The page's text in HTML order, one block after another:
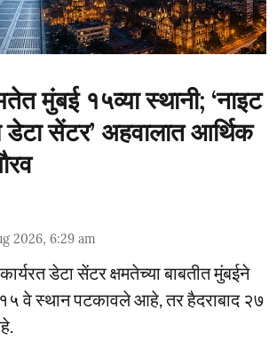
मुंबई १५व्या स्थानी; ‘नाइट
सेंटर’ अहवालात आर्थिक
2026, 6:29 am
डेटा सेंटर क्षमतेच्या बाबतीत मुंबईने
वे स्थान पटकावले आहे, तर हैदराबाद २७